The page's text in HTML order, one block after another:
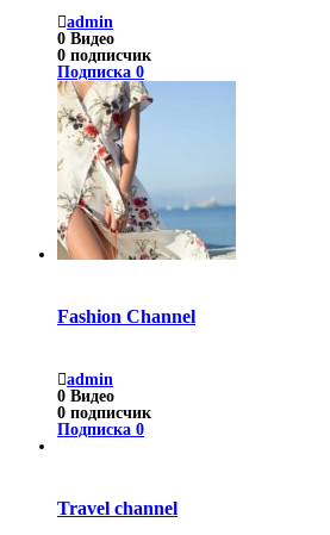
admin
0 Видео
0 подписчик
Подписка 0
Fashion Channel
admin
0 Видео
0 подписчик
Подписка 0
Travel channel